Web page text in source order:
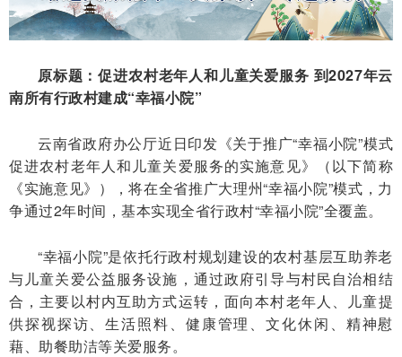
原标题：促进农村老年人和儿童关爱服务 到2027年云
南所有行政村建成“幸福小院”
云南省政府办公厅近日印发《关于推广“幸福小院”模式
促进农村老年人和儿童关爱服务的实施意见》（以下简称
《实施意见》），将在全省推广大理州“幸福小院”模式，力
争通过2年时间，基本实现全省行政村“幸福小院”全覆盖。
“幸福小院”是依托行政村规划建设的农村基层互助养老
与儿童关爱公益服务设施，通过政府引导与村民自治相结
合，主要以村内互助方式运转，面向本村老年人、儿童提
供探视探访、生活照料、健康管理、文化休闲、精神慰
藉、助餐助洁等关爱服务。